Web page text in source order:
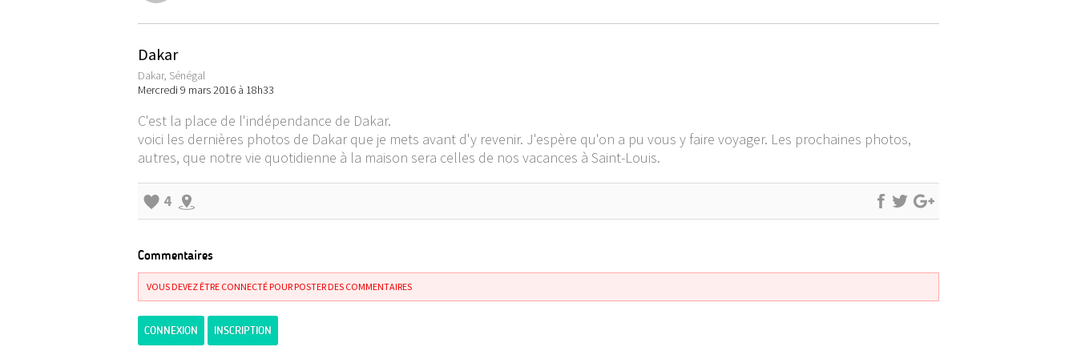
Dakar
Dakar, Sénégal
Mercredi 9 mars 2016 à 18h33
C'est la place de l'indépendance de Dakar.
voici les dernières photos de Dakar que je mets avant d'y revenir. J'espère qu'on a pu vous y faire voyager. Les prochaines photos,
autres, que notre vie quotidienne à la maison sera celles de nos vacances à Saint-Louis.
4
Commentaires
VOUS DEVEZ ÊTRE CONNECTÉ POUR POSTER DES COMMENTAIRES
CONNEXION INSCRIPTION